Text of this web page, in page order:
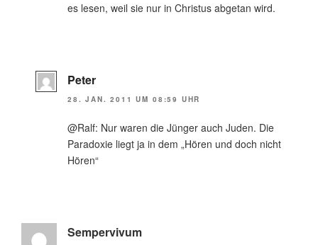
es lesen, weil sie nur in Christus abgetan wird.
Peter
28. JAN. 2011 UM 08:59 UHR
@Ralf: Nur waren die Jünger auch Juden. Die
Paradoxie liegt ja in dem „Hören und doch nicht
Hören“
Sempervivum